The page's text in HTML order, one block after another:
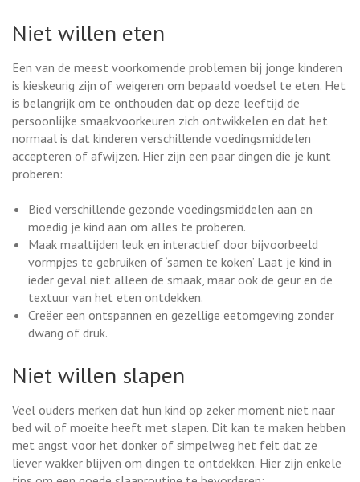
Niet willen eten
Een van de meest voorkomende problemen bij jonge kinderen
is kieskeurig zijn of weigeren om bepaald voedsel te eten. Het
is belangrijk om te onthouden dat op deze leeftijd de
persoonlijke smaakvoorkeuren zich ontwikkelen en dat het
normaal is dat kinderen verschillende voedingsmiddelen
accepteren of afwijzen. Hier zijn een paar dingen die je kunt
proberen:
Bied verschillende gezonde voedingsmiddelen aan en
moedig je kind aan om alles te proberen.
Maak maaltijden leuk en interactief door bijvoorbeeld
vormpjes te gebruiken of ‘samen te koken’ Laat je kind in
ieder geval niet alleen de smaak, maar ook de geur en de
textuur van het eten ontdekken.
Creëer een ontspannen en gezellige eetomgeving zonder
dwang of druk.
Niet willen slapen
Veel ouders merken dat hun kind op zeker moment niet naar
bed wil of moeite heeft met slapen. Dit kan te maken hebben
met angst voor het donker of simpelweg het feit dat ze
liever wakker blijven om dingen te ontdekken. Hier zijn enkele